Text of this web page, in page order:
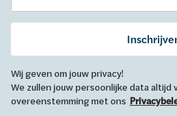
Wij geven om jouw privacy!
We zullen jouw persoonlijke data altijd
overeenstemming met ons